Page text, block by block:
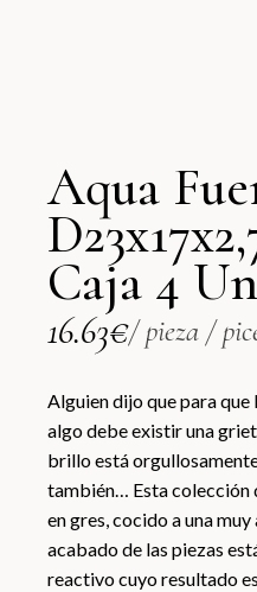
Aqua
Caja 4
16.63€/ pieza /
Alguien dijo que para
algo debe existir una
brillo está
también… Esta colección
en gres, cocido a una
acabado de las piezas
reactivo cuyo resultado